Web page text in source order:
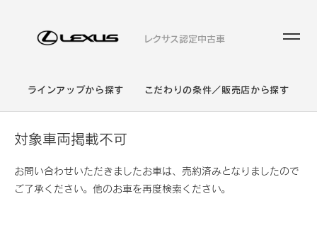
レクサス認定中古車
ラインアップから探す こだわりの条件／販売店から探す
対象車両掲載不可
お問い合わせいただきましたお車は、売約済みとなりましたので
ご了承ください。他のお車を再度検索ください。